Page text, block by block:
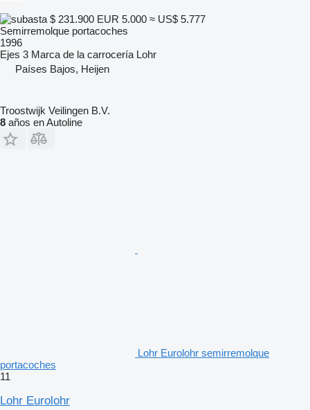
$ 231.900 EUR 5.000 ≈ US$ 5.777
Semirremolque portacoches
1996
Ejes 3 Marca de la carrocería Lohr
Países Bajos, Heijen
Troostwijk Veilingen B.V.
8 años en Autoline
Lohr Eurolohr semirremolque
portacoches
11
Lohr Eurolohr